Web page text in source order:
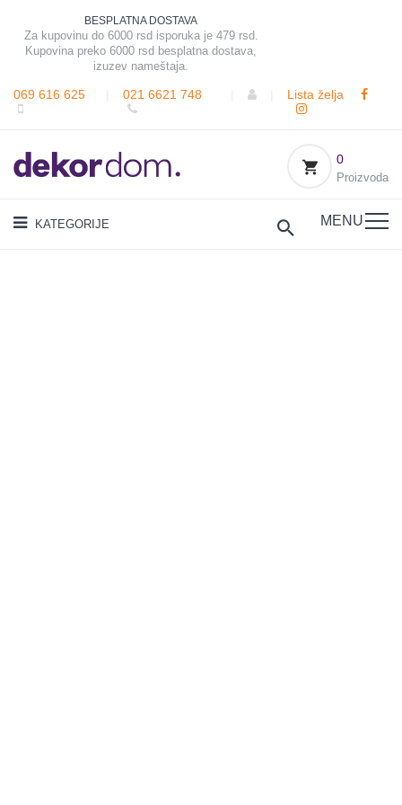
BESPLATNA DOSTAVA
Za kupovinu do 6000 rsd isporuka je 479 rsd.
Kupovina preko 6000 rsd besplatna dostava,
izuzev nameštaja.
069 616 625 021 6621 748 Lista želja
0
Proizvoda
KATEGORIJE MENU